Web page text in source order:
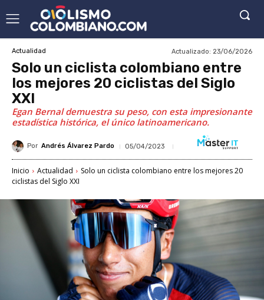
Actualidad Actualizado: 23/06/2026
Solo un ciclista colombiano entre
los mejores 20 ciclistas del Siglo
XXI
Egan Bernal demuestra su peso, con esta impresionante
estadística histórica, el único latinoamericano.
Por Andrés Álvarez Pardo 05/04/2023
Inicio Actualidad
Solo un ciclista colombiano entre los mejores 20
ciclistas del Siglo XXI